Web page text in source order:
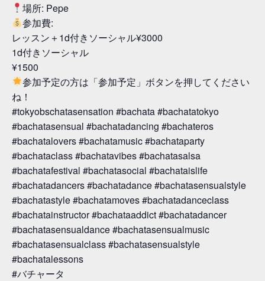
場所: Pepe
参加費:
レッスン＋1d付きソーシャル¥3000
1d付きソーシャル
¥1500
参加予定の方は「参加予定」ボタンを押してください
ね！
#tokyobschatasensation #bachata #bachatatokyo
#bachatasensual #bachatadancing #bachateros
#bachatalovers #bachatamusic #bachataparty
#bachataclass #bachatavibes #bachatasalsa
#bachatafestival #bachatasocial #bachataislife
#bachatadancers #bachatadance #bachatasensualstyle
#bachatastyle #bachatamoves #bachatadanceclass
#bachatainstructor #bachataaddict #bachatadancer
#bachatasensualdance #bachatasensualmusic
#bachatasensualclass #bachatasensualstyle
#bachatalessons
#バチャータ